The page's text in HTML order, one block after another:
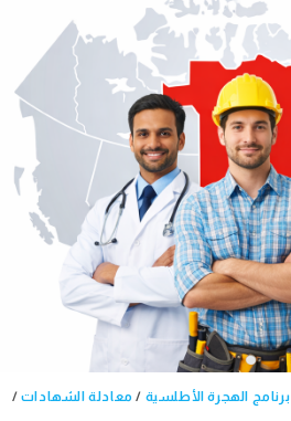
برنامج الهجرة الأطلسية / معادلة الشهادات /